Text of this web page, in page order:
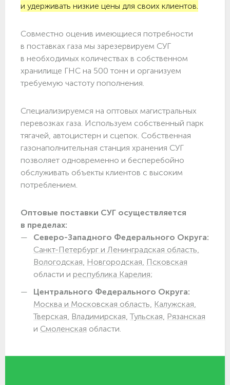
и удерживать низкие цены для своих клиентов.
Совместно оценив имеющиеся потребности
в поставках газа мы зарезервируем СУГ
в необходимых количествах в собственном
хранилище ГНС на 500 тонн и организуем
требуемую частоту пополнения.
Специализируемся на оптовых магистральных
перевозках газа. Используем собственный парк
тягачей, автоцистерн и сцепок. Собственная
газонаполнительная станция хранения СУГ
позволяет одновременно и бесперебойно
обслуживать объекты клиентов с высоким
потреблением.
Оптовые поставки СУГ осуществляется
в пределах:
Северо-Западного Федерального Округа:
Санкт-Петербург и Ленинградская область,
Вологодская, Новгородская, Псковская
области и республика Карелия;
Центрального Федерального Округа:
Москва и Московская область, Калужская,
Тверская, Владимирская, Тульская, Рязанская
и Смоленская области.